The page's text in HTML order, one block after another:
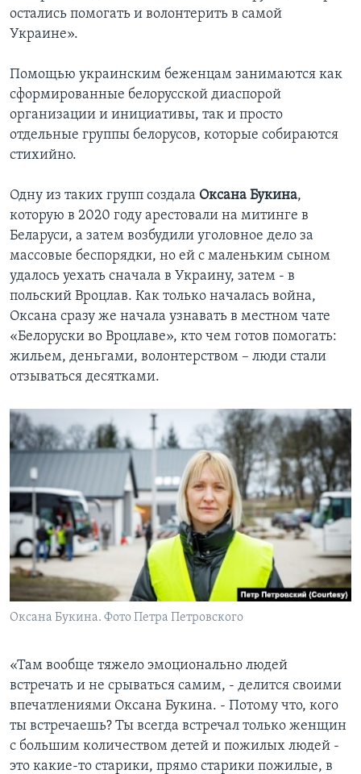
остались помогать и волонтерить в самой
Украине».
Помощью украинским беженцам занимаются как
сформированные белорусской диаспорой
организации и инициативы, так и просто
отдельные группы белорусов, которые собираются
стихийно.
Одну из таких групп создала Оксана Букина,
которую в 2020 году арестовали на митинге в
Беларуси, а затем возбудили уголовное дело за
массовые беспорядки, но ей с маленьким сыном
удалось уехать сначала в Украину, затем - в
польский Вроцлав. Как только началась война,
Оксана сразу же начала узнавать в местном чате
«Белоруски во Вроцлаве», кто чем готов помогать:
жильем, деньгами, волонтерством – люди стали
отзываться десятками.
Оксана Букина. Фото Петра Петровского
«Там вообще тяжело эмоционально людей
встречать и не срываться самим, - делится своими
впечатлениями Оксана Букина. - Потому что, кого
ты встречаешь? Ты всегда встречал только женщин
с большим количеством детей и пожилыx людей -
это какие-то старики, прямо старики пожилые, в